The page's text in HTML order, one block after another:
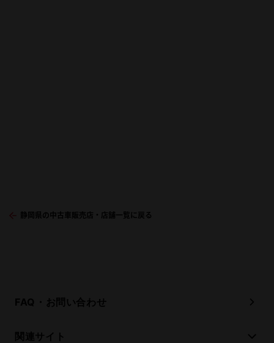
静岡県の中古車販売店・店舗一覧に戻る
FAQ・お問い合わせ
関連サイト